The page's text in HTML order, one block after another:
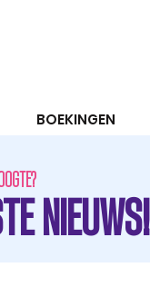
BOEKINGEN
NIEUWS!